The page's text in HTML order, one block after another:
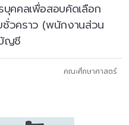
คคลเพื่อสอบคัดเลือก
วคราว (พนักงานส่วน
ญชี
คณะศึกษาศาสตร์